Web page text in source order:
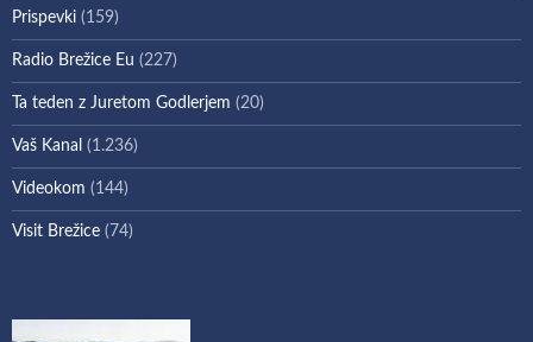
Prispevki (159)
Radio Brežice Eu (227)
Ta teden z Juretom Godlerjem (20)
Vaš Kanal (1.236)
Videokom (144)
Visit Brežice (74)